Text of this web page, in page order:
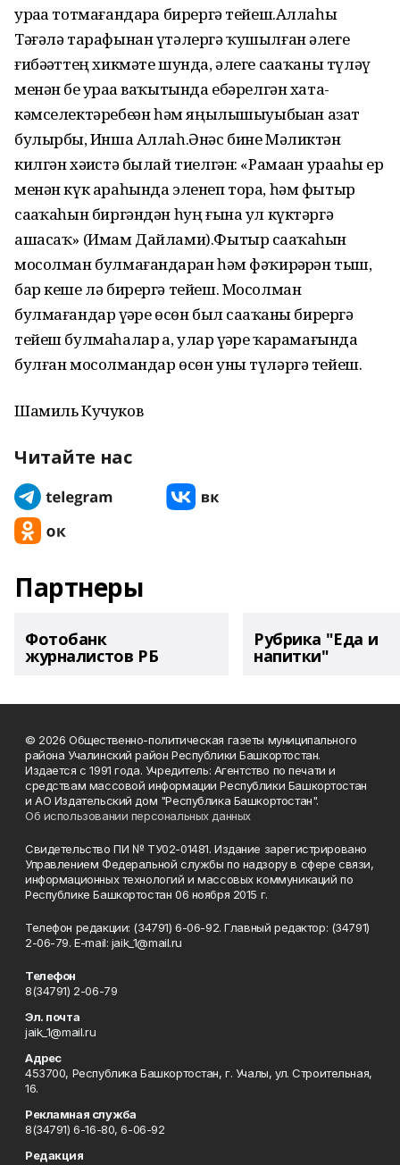
ураҙа тотмағандарҙа бирергә тейеш.Аллаһы
Тәғәлә тарафынан үтәлергә ҡушылған әлеге
ғибәҙәттең хикмәте шунда, әлеге саҙаҡаны түләү
менән беҙ ураҙа ваҡытында ебәрелгән хата-
кәмселектәребеҙҙән һәм яңылышыуыбыҙҙан азат
булырбыҙ, Инша Аллаһ.Әнәс бине Мәликтән
килгән хәҙистә былай тиелгән: «Рамаҙан ураҙаһы ер
менән күк араһында эленеп тора, һәм фытыр
саҙаҡаһын биргәндән һуң ғына ул күктәргә
ашасаҡ» (Имам Дайлами).Фытыр саҙаҡаһын
мосолман булмағандарҙан һәм фәҡирҙәрҙән тыш,
бар кеше лә бирергә тейеш. Мосолман
булмағандар үҙҙәре өсөн был саҙаҡаны бирергә
тейеш булмаһалар ҙа, улар үҙҙәре ҡарамағында
булған мосолмандар өсөн уны түләргә тейеш.
Шамиль Кучуков
Читайте нас
Партнеры
Фотобанк
журналистов РБ
Рубрика "Еда и
напитки"
© 2026 Общественно-политическая газеты муниципального
района Учалинский район Республики Башкортостан.
Издается с 1991 года. Учредитель: Агентство по печати и
средствам массовой информации Республики Башкортостан
и АО Издательский дом "Республика Башкортостан".
Об использовании персональных данных
Свидетельство ПИ № ТУ02-01481. Издание зарегистрировано
Управлением Федеральной службы по надзору в сфере связи,
информационных технологий и массовых коммуникаций по
Республике Башкортостан 06 ноября 2015 г.
Телефон редакции: (34791) 6-06-92. Главный редактор: (34791)
2-06-79. Е-mаil: jaik_1@mail.ru
Телефон
8(34791) 2-06-79
Эл. почта
jaik_1@mail.ru
Адрес
453700, Республика Башкортостан, г. Учалы, ул. Строительная,
16.
Рекламная служба
8(34791) 6-16-80, 6-06-92
Редакция